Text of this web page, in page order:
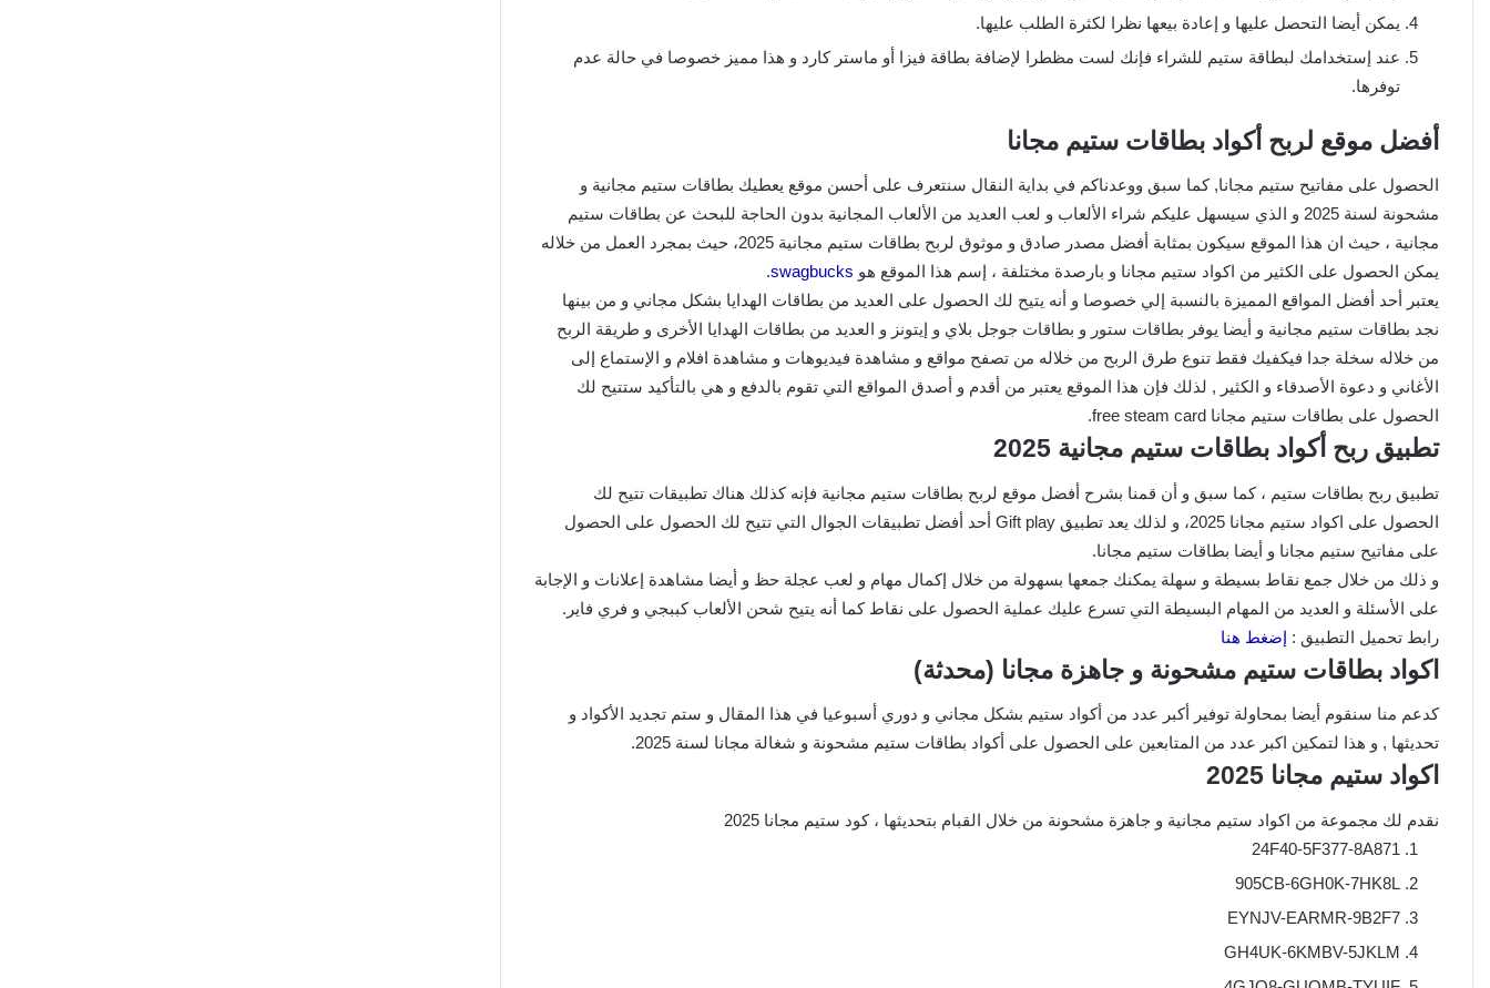
يمكن أيضا التحصل عليها و إعادة بيعها نظرا لكثرة الطلب عليها.
عند إستخدامك لبطاقة ستيم للشراء فإنك لست مظطرا لإضافة بطاقة فيزا أو ماستر كارد و هذا مميز خصوصا في حالة عدم
توفرها.
أفضل موقع لربح أكواد بطاقات ستيم مجانا
الحصول على مفاتيح ستيم مجانا, كما سبق ووعدناكم في بداية النقال سنتعرف على أحسن موقع يعطيك بطاقات ستيم مجانية و
مشحونة لسنة 2025 و الذي سيسهل عليكم شراء الألعاب و لعب العديد من الألعاب المجانية بدون الحاجة للبحث عن بطاقات ستيم
مجانية ، حيث ان هذا الموقع سيكون بمثابة أفضل مصدر صادق و موثوق لربح بطاقات ستيم مجانية 2025، حيث بمجرد العمل من خلاله
يمكن الحصول على الكثير من اكواد ستيم مجانا و بارصدة مختلفة ، إسم هذا الموقع هو swagbucks
.
يعتبر أحد أفضل المواقع المميزة بالنسبة إلي خصوصا و أنه يتيح لك الحصول على العديد من بطاقات الهدايا بشكل مجاني و من بينها
نجد بطاقات ستيم مجانية و أيضا يوفر بطاقات ستور و بطاقات جوجل بلاي و إيتونز و العديد من بطاقات الهدايا الأخرى و طريقة الربح
من خلاله سخلة جدا فيكفيك فقط تنوع طرق الربح من خلاله من تصفح مواقع و مشاهدة فيديوهات و مشاهدة افلام و الإستماع إلى
الأغاني و دعوة الأصدقاء و الكثير , لذلك فإن هذا الموقع يعتبر من أقدم و أصدق المواقع التي تقوم بالدفع و هي بالتأكيد ستتيح لك
الحصول على بطاقات ستيم مجانا free steam card.
تطبيق ربح أكواد بطاقات ستيم مجانية 2025
تطبيق ربح بطاقات ستيم ، كما سبق و أن قمنا بشرح أفضل موقع لربح بطاقات ستيم مجانية فإنه كذلك هناك تطبيقات تتيح لك
الحصول على اكواد ستيم مجانا 2025، و لذلك يعد تطبيق Gift play أحد أفضل تطبيقات الجوال التي تتيح لك الحصول على الحصول
على مفاتيح ستيم مجانا و أيضا بطاقات ستيم مجانا.
و ذلك من خلال جمع نقاط بسيطة و سهلة يمكنك جمعها بسهولة من خلال إكمال مهام و لعب عجلة حظ و أيضا مشاهدة إعلانات و الإجابة
على الأسئلة و العديد من المهام البسيطة التي تسرع عليك عملية الحصول على نقاط كما أنه يتيح شحن الألعاب كببجي و فري فاير.
رابط تحميل التطبيق : إضغط هنا
اكواد بطاقات ستيم مشحونة و جاهزة مجانا (محدثة)
كدعم منا سنقوم أيضا بمحاولة توفير أكبر عدد من أكواد ستيم بشكل مجاني و دوري أسبوعيا في هذا المقال و ستم تجديد الأكواد و
تحديثها , و هذا لتمكين اكبر عدد من المتابعين على الحصول على أكواد بطاقات ستيم مشحونة و شغالة مجانا لسنة 2025.
اكواد ستيم مجانا 2025
نقدم لك مجموعة من اكواد ستيم مجانية و جاهزة مشحونة من خلال القبام بتحديثها ، كود ستيم مجانا 2025
24F40-5F377-8A871
905CB-6GH0K-7HK8L
EYNJV-EARMR-9B2F7
GH4UK-6KMBV-5JKLM